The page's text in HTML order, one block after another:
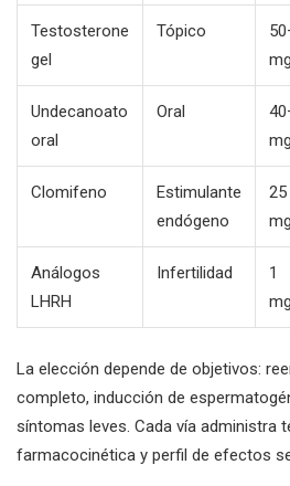
Testosterone
gel
Tópico
Undecanoato
oral
Oral
Clomifeno
Estimulante
endógeno
25
Análogos
LHRH
Infertilidad
1
La elección depende de objetivos:
completo, inducción de
síntomas leves. Cada vía administra
farmacocinética y perfil de efectos